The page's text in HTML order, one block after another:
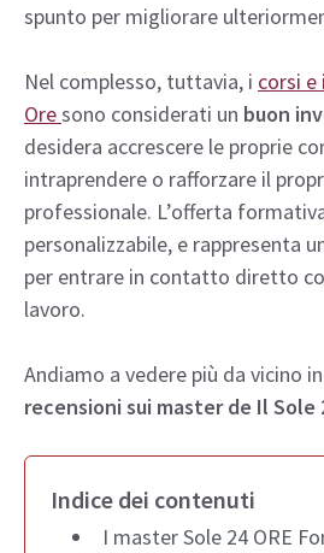
spunto per migliorare
Nel complesso, tuttavia, i corsi e
Oresono considerati un buon
desidera accrescere le proprie
intraprendere o rafforzare il
professionale. L’offerta
personalizzabile, e rappresenta
per entrare in contatto diretto
lavoro.
Andiamo a vedere più da vicino
recensioni sui master de Il Sole
Indice dei contenuti
I master Sole 24 ORE